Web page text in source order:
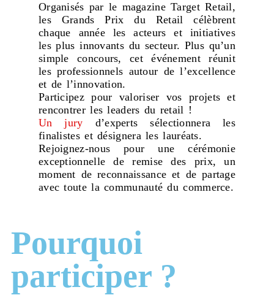
Organisés par le magazine Target Retail,
les Grands Prix du Retail célèbrent
chaque année les acteurs et initiatives
les plus innovants du secteur. Plus qu’un
simple concours, cet événement réunit
les professionnels autour de l’excellence
et de l’innovation.
Participez pour valoriser vos projets et
rencontrer les leaders du retail !
Un jury d’experts sélectionnera les
finalistes et désignera les lauréats.
Rejoignez-nous pour une cérémonie
exceptionnelle de remise des prix, un
moment de reconnaissance et de partage
avec toute la communauté du commerce.
Pourquoi
participer ?